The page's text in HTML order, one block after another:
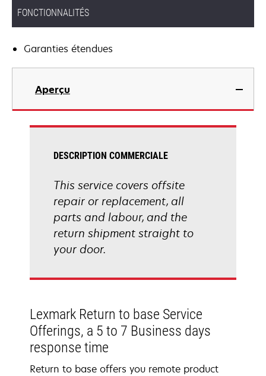
FONCTIONNALITÉS
Garanties étendues
Aperçu
DESCRIPTION COMMERCIALE
This service covers offsite
repair or replacement, all
parts and labour, and the
return shipment straight to
your door.
Lexmark Return to base Service
Offerings, a 5 to 7 Business days
response time
Return to base offers you remote product